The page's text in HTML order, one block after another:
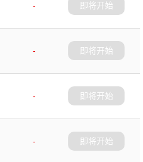
-
即将开始
-
即将开始
-
即将开始
-
即将开始